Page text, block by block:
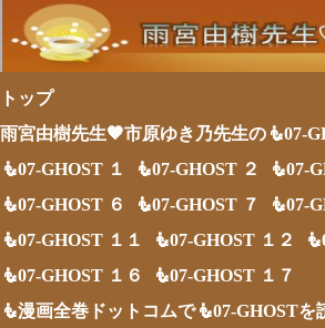
トップ
雨宮由樹先生🧡市原ゆき乃先生の🧜07-
🧜07-GHOST １
🧜07-GHOST ２ 🧜07-
🧜07-GHOST ６
🧜07-GHOST ７ 🧜07-
🧜07-GHOST １１
🧜07-GHOST １２
🧜07-GHOST １６
🧜07-GHOST １７
🧜漫画全巻ドットコムで🧜07-GHOSTを